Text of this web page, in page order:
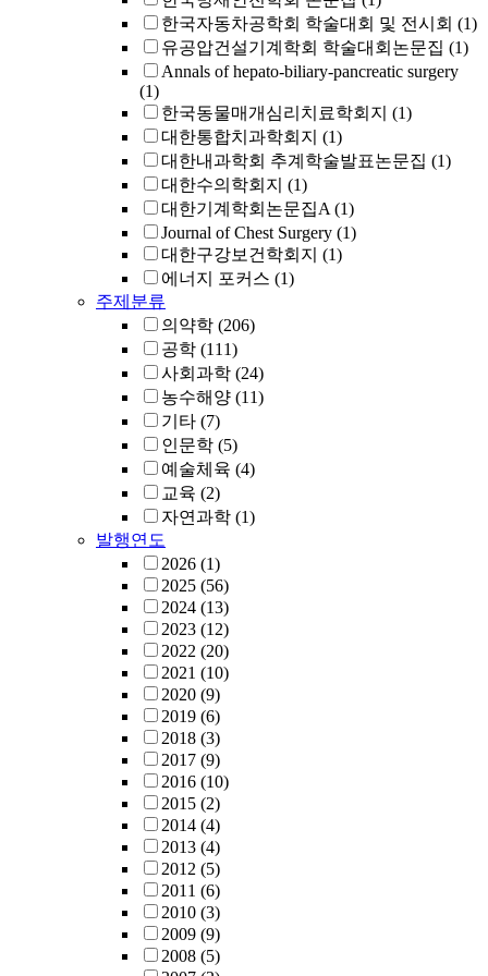
한국자동차공학회 학술대회 및 전시회 (1)
유공압건설기계학회 학술대회논문집 (1)
Annals of hepato-biliary-pancreatic surgery
(1)
한국동물매개심리치료학회지 (1)
대한통합치과학회지 (1)
대한내과학회 추계학술발표논문집 (1)
대한수의학회지 (1)
대한기계학회논문집A (1)
Journal of Chest Surgery (1)
대한구강보건학회지 (1)
에너지 포커스 (1)
주제분류
의약학 (206)
공학 (111)
사회과학 (24)
농수해양 (11)
기타 (7)
인문학 (5)
예술체육 (4)
교육 (2)
자연과학 (1)
발행연도
2026 (1)
2025 (56)
2024 (13)
2023 (12)
2022 (20)
2021 (10)
2020 (9)
2019 (6)
2018 (3)
2017 (9)
2016 (10)
2015 (2)
2014 (4)
2013 (4)
2012 (5)
2011 (6)
2010 (3)
2009 (9)
2008 (5)